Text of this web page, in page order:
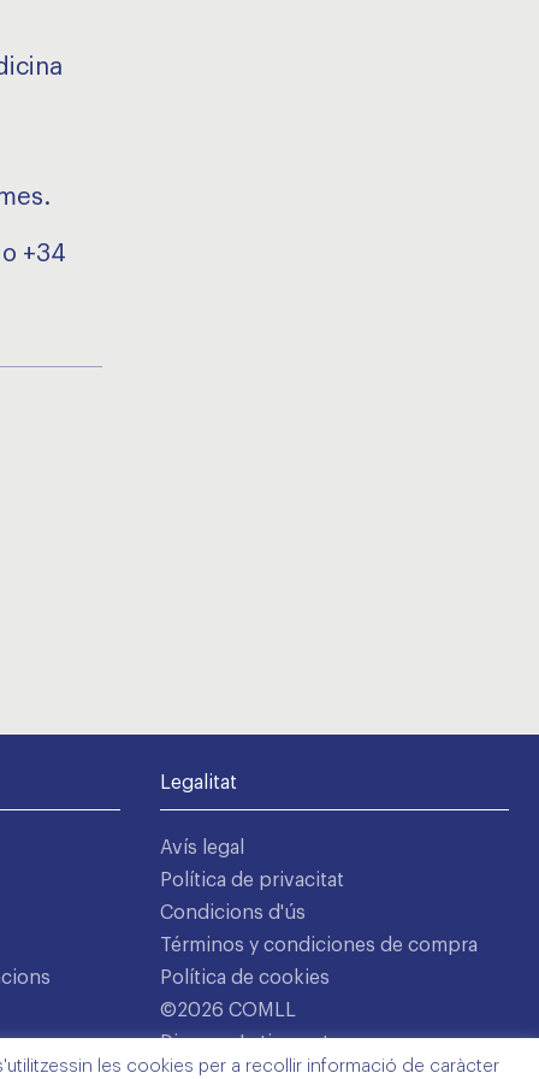
+34
Legalitat
Avís legal
Política de privacitat
Condicions d'ús
Términos y condiciones de compra
Política de cookies
©2026 COMLL
Disseny: Latipo.cat
les cookies per a recollir informació de caràcter